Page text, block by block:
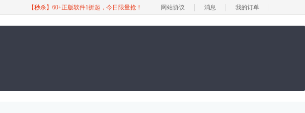
【秒杀】60+正版软件1折起，今日限量抢！ 网站协议 消息 我的订单